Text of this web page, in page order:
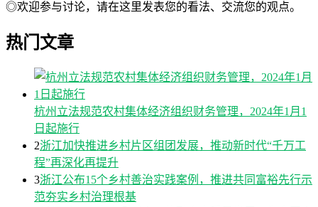
◎欢迎参与讨论，请在这里发表您的看法、交流您的观点。
热门文章
杭州立法规范农村集体经济组织财务管理，2024年1月1
日起施行
2浙江加快推进乡村片区组团发展，推动新时代“千万工
程”再深化再提升
3浙江公布15个乡村善治实践案例，推进共同富裕先行示
范夯实乡村治理根基